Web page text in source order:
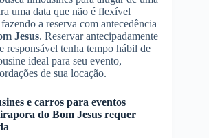
uma data que não é flexível
a reserva com antecedência
Jesus. Reservar antecipadamente
responsável tenha tempo hábil de
ideal para seu evento,
de sua locação.
e carros para eventos
do Bom Jesus requer